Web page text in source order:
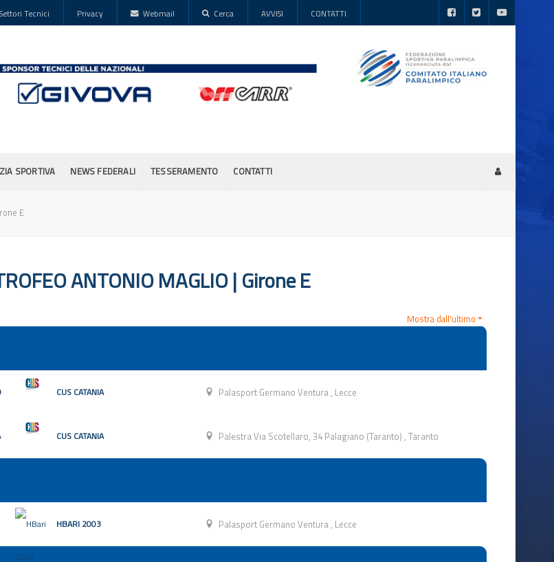
Settori Tecnici Privacy Webmail Cerca AVVISI CONTATTI
SPORTIVA NEWS FEDERALI TESSERAMENTO CONTATTI
E
ANTONIO MAGLIO | Girone E
Mostra dall'ultimo
CUS CATANIA Palasport Germano Ventura, Lecce
CUS CATANIA Palestra Via Scotellaro, 34 Palagiano (Taranto),Taranto
HBARI 2003 Palasport Germano Ventura, Lecce